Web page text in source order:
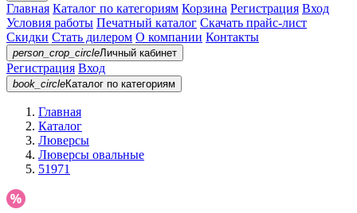
Главная Каталог по категориям Корзина Регистрация Вход
Условия работы Печатный каталог Скачать прайс-лист
Скидки Стать дилером О компании Контакты
person_crop_circleЛичный кабинет
Регистрация Вход
book_circleКаталог по категориям
Главная
Каталог
Люверсы
Люверсы овальные
51971